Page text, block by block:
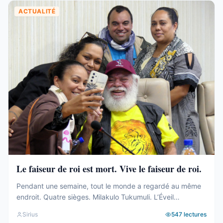
ACTUALITÉ
Le faiseur de roi est mort. Vive le faiseur de roi.
Pendant une semaine, tout le monde a regardé au même
endroit. Quatre sièges. Milakulo Tukumuli. L’Éveil
fait basculer. Depuis 2019, la formule était connue : quand
Sirius 547 lectures